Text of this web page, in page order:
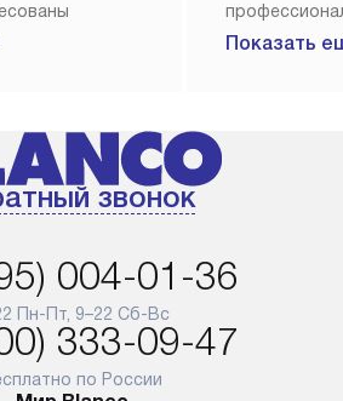
доступен
Товары
регионы
Наш сервис
возможные
Готовые
Показать
звонок
004-01-36
Пн-Пт, 9–22 Сб-Вс
333-09-47
по России